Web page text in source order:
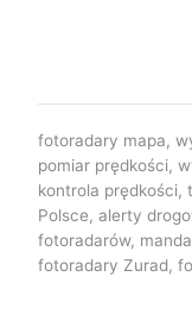
fotoradary mapa,
pomiar prędkości,
kontrola prędkości,
Polsce, alerty
fotoradarów,
fotoradary Zurad,